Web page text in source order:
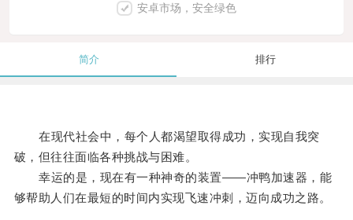
安卓市场，安全绿色
简介 排行
在现代社会中，每个人都渴望取得成功，实现自我突
破，但往往面临各种挑战与困难。
幸运的是，现在有一种神奇的装置——冲鸭加速器，能
够帮助人们在最短的时间内实现飞速冲刺，迈向成功之路。